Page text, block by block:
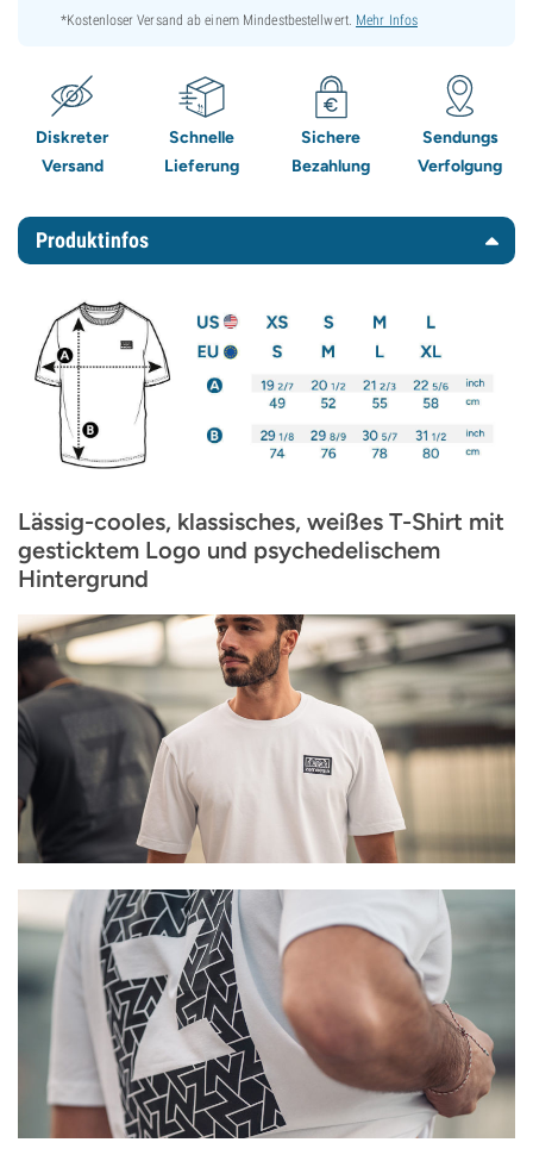
*Kostenloser Versand ab einem Mindestbestellwert. Mehr Infos
Diskreter
Versand
Schnelle
Lieferung
Sichere
Bezahlung
Sendungs
Verfolgung
Produktinfos
Lässig-cooles, klassisches, weißes T-Shirt mit
gesticktem Logo und psychedelischem
Hintergrund